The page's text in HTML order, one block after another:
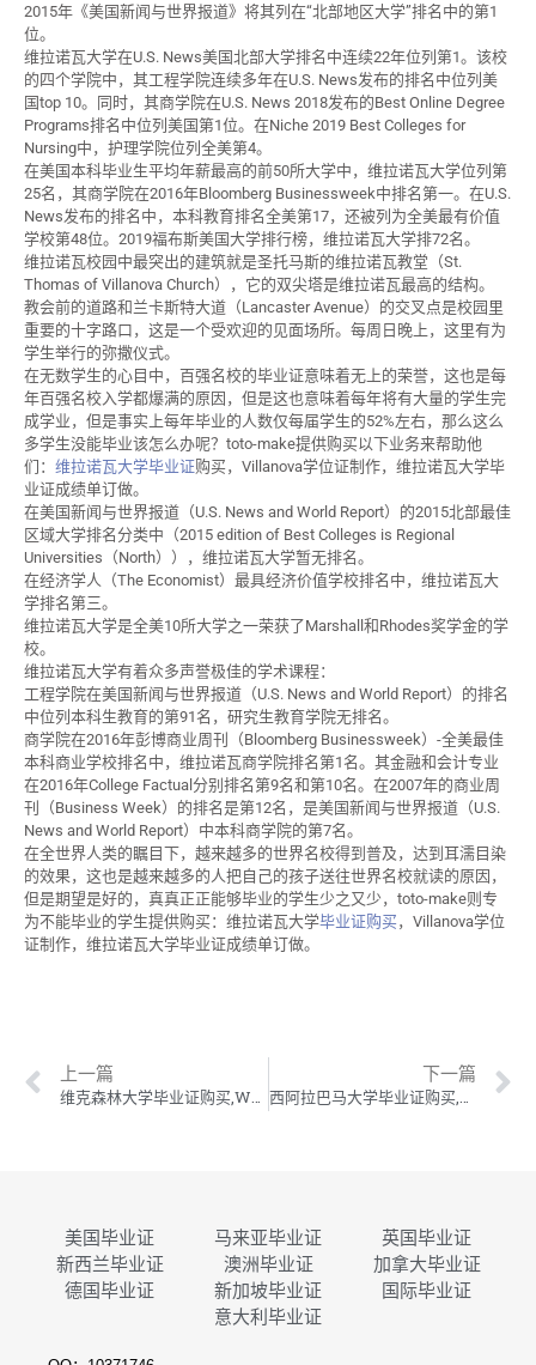
2015年《美国新闻与世界报道》将其列在“北部地区大学”排名中的第1
位。
维拉诺瓦大学在U.S. News美国北部大学排名中连续22年位列第1。该校
的四个学院中，其工程学院连续多年在U.S. News发布的排名中位列美
国top 10。同时，其商学院在U.S. News 2018发布的Best Online Degree
Programs排名中位列美国第1位。在Niche 2019 Best Colleges for
Nursing中，护理学院位列全美第4。
在美国本科毕业生平均年薪最高的前50所大学中，维拉诺瓦大学位列第
25名，其商学院在2016年Bloomberg Businessweek中排名第一。在U.S.
News发布的排名中，本科教育排名全美第17，还被列为全美最有价值
学校第48位。2019福布斯美国大学排行榜，维拉诺瓦大学排72名。
维拉诺瓦校园中最突出的建筑就是圣托马斯的维拉诺瓦教堂（St.
Thomas of Villanova Church），它的双尖塔是维拉诺瓦最高的结构。
教会前的道路和兰卡斯特大道（Lancaster Avenue）的交叉点是校园里
重要的十字路口，这是一个受欢迎的见面场所。每周日晚上，这里有为
学生举行的弥撒仪式。
在无数学生的心目中，百强名校的毕业证意味着无上的荣誉，这也是每
年百强名校入学都爆满的原因，但是这也意味着每年将有大量的学生完
成学业，但是事实上每年毕业的人数仅每届学生的52%左右，那么这么
多学生没能毕业该怎么办呢？toto-make提供购买以下业务来帮助他
们： 维拉诺瓦大学毕业证购买，Villanova学位证制作，维拉诺瓦大学毕
业证成绩单订做。
在美国新闻与世界报道（U.S. News and World Report）的2015北部最佳
区域大学排名分类中（2015 edition of Best Colleges is Regional
Universities（North）），维拉诺瓦大学暂无排名。
在经济学人（The Economist）最具经济价值学校排名中，维拉诺瓦大
学排名第三。
维拉诺瓦大学是全美10所大学之一荣获了Marshall和Rhodes奖学金的学
校。
维拉诺瓦大学有着众多声誉极佳的学术课程：
工程学院在美国新闻与世界报道（U.S. News and World Report）的排名
中位列本科生教育的第91名，研究生教育学院无排名。
商学院在2016年彭博商业周刊（Bloomberg Businessweek）-全美最佳
本科商业学校排名中，维拉诺瓦商学院排名第1名。其金融和会计专业
在2016年College Factual分别排名第9名和第10名。在2007年的商业周
刊（Business Week）的排名是第12名，是美国新闻与世界报道（U.S.
News and World Report）中本科商学院的第7名。
在全世界人类的瞩目下，越来越多的世界名校得到普及，达到耳濡目染
的效果，这也是越来越多的人把自己的孩子送往世界名校就读的原因，
但是期望是好的，真真正正能够毕业的学生少之又少，toto-make则专
为不能毕业的学生提供购买：维拉诺瓦大学毕业证购买，Villanova学位
证制作，维拉诺瓦大学毕业证成绩单订做。
上一篇
维克森林大学毕业证购买,WFU学位证制作,维克森林大学毕业证成绩单订做
下一篇
西阿拉巴马大学毕业证购买,UWA学位证制作,西阿拉巴马大学毕业证成绩单订做
美国毕业证 马来亚毕业证
英国毕业证
新西兰毕业证
澳洲毕业证
加拿大毕业证
德国毕业证
新加坡毕业证
国际毕业证
意大利毕业证